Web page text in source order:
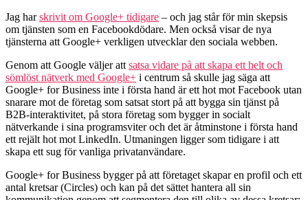
Jag harskrivit om Google+ tidigare – och jag står för min skepsis
om tjänsten som en Facebookdödare. Men också visar de nya
tjänsterna att Google+ verkligen utvecklar den sociala webben.
Genom att Google väljer att satsa vidare på att skapa ett helt och
sömlöst nätverk med Google+ i centrum så skulle jag säga att
Google+ for Business inte i första hand är ett hot mot Facebook utan
snarare mot de företag som satsat stort på att bygga sin tjänst på
B2B-interaktivitet, på stora företag som bygger in socialt
nätverkande i sina programsviter och det är åtminstone i första hand
ett rejält hot mot LinkedIn. Utmaningen ligger som tidigare i att
skapa ett sug för vanliga privatanvändare.
Google+ for Business bygger på att företaget skapar en profil och ett
antal kretsar (Circles) och kan på det sättet hantera all sin